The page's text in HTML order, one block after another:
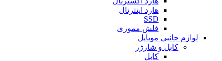
هارد اینترنال
SSD
فلش مموری
لوازم جانبی موبایل
کابل و شارژر
کابل